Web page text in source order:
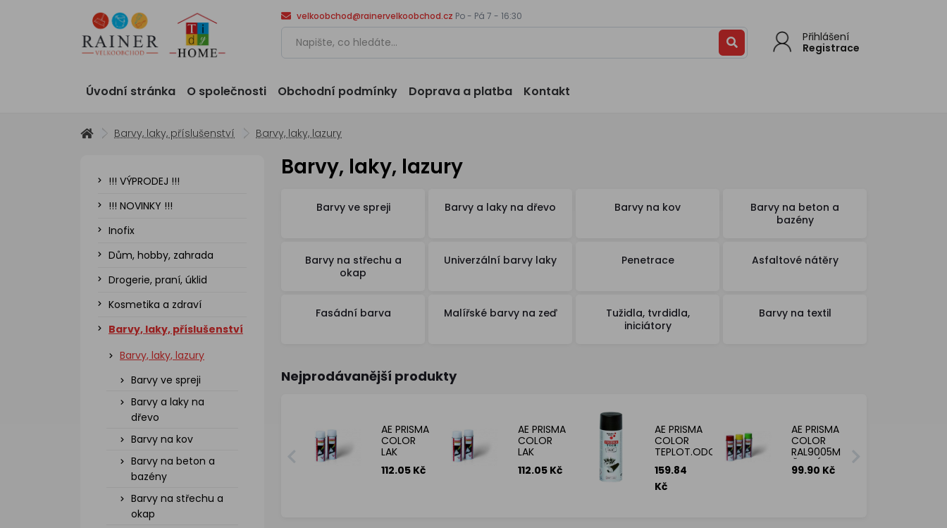
velkoobchod@rainervelkoobchod.cz Po - Pá 7 - 16:30
Přihlášení
Registrace
Úvodní stránka O společnosti Obchodní podmínky Doprava a platba Kontakt
Barvy, laky, příslušenství Barvy, laky, lazury
!!! VÝPRODEJ !!!
!!! NOVINKY !!!
Inofix
Dům, hobby, zahrada
Drogerie, praní, úklid
Kosmetika a zdraví
Barvy, laky, příslušenství
Barvy, laky, lazury
Barvy ve spreji
Barvy a laky na
dřevo
Barvy na kov
Barvy na beton a
bazény
Barvy na střechu a
okap
Barvy, laky, lazury
Barvy ve spreji Barvy a laky na dřevo Barvy na kov
Barvy na beton a
bazény
Barvy na střechu a
okap
Univerzální barvy laky Penetrace Asfaltové nátěry
Fasádní barva Malířské barvy na zeď
Tužidla, tvrdidla,
iniciátory
Barvy na textil
Nejprodávanější produkty
AE PRISMA
COLOR
LAK
AKRYL.MAT
TRANSP.
112.05 Kč
AE PRISMA
COLOR
LAK
AKRYL.LESK
TRANSP.
112.05 Kč
AE PRISMA
COLOR
TEPLOT.ODOL.
DO 600°C
ČERNÝ 400ML
159.84
Kč
AE PRISMA
COLOR
RAL9005M
ČERNÁ
MAT
99.90 Kč